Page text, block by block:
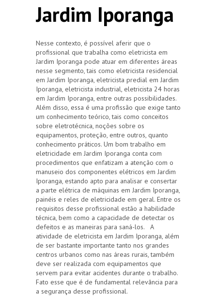
Jardim Iporanga
Nesse contexto, é possível aferir que o
profissional que trabalha como eletricista em
Jardim Iporanga pode atuar em diferentes áreas
nesse segmento, tais como eletricista residencial
em Jardim Iporanga, eletricista predial em Jardim
Iporanga, eletricista industrial, eletricista 24 horas
em Jardim Iporanga, entre outras possibilidades.
Além disso, essa é uma profissão que exige tanto
um conhecimento teórico, tais como conceitos
sobre eletrotécnica, noções sobre os
equipamentos, proteção, entre outros, quanto
conhecimento práticos. Um bom trabalho em
eletricidade em Jardim Iporanga conta com
procedimentos que enfatizam a atenção com o
manuseio dos componentes elétricos em Jardim
Iporanga, estando apto para analisar e consertar
a parte elétrica de máquinas em Jardim Iporanga,
painéis e reles de eletricidade em geral. Entre os
requisitos desse profissional estão a habilidade
técnica, bem como a capacidade de detectar os
defeitos e as maneiras para saná-los. A
atividade de eletricista em Jardim Iporanga, além
de ser bastante importante tanto nos grandes
centros urbanos como nas áreas rurais, também
deve ser realizada com equipamentos que
servem para evitar acidentes durante o trabalho.
Fato esse que é de fundamental relevância para
a segurança desse profissional.